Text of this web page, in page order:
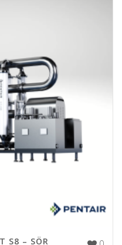
S8 – SÖR